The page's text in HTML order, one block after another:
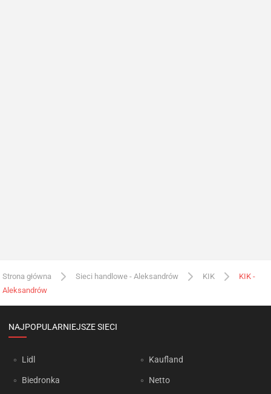
Strona główna Sieci handlowe - Aleksandrów KIK
KIK -
Aleksandrów
NAJPOPULARNIEJSZE SIECI
Lidl
Biedronka
Kaufland
Netto